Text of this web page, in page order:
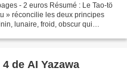
- 2 euros Résumé : Le Tao-tö
» réconcilie les deux principes
lunaire, froid, obscur qui
de AI Yazawa